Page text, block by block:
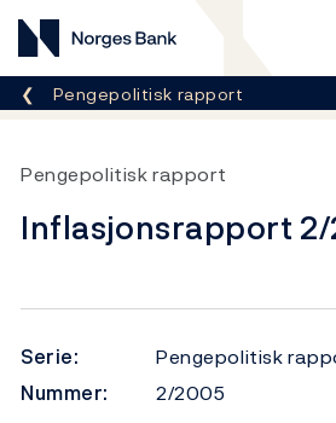
Norges Bank
Her er du nå:
Pengepolitisk rapport
Pengepolitisk rapport
Inflasjonsrapport
Serie:
Pengepolitisk
Nummer:
2/2005